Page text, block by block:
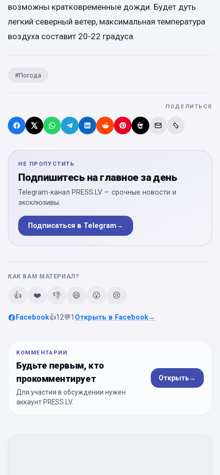
возможны кратковременные дожди. Будет дуть
легкий северный ветер, максимальная температура
воздуха составит 20-22 градуса.
#Погода
ПОДЕЛИТЬСЯ
НЕ ПРОПУСТИТЬ
Подпишитесь на главное за день
Telegram-канал PRESS.LV — срочные новости и
эксклюзивы.
Подписаться в Telegram→
КАК ВАМ МАТЕРИАЛ?
👍 ❤️ 👎 😄 😮 😢
Facebook👍12💬1 Открыть в Facebook→
КОММЕНТАРИИ
Будьте первым, кто
прокомментирует
Для участия в обсуждении нужен
аккаунт PRESS.LV.
Открыть→